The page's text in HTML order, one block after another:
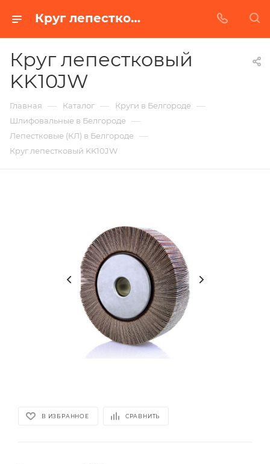
Круг лепестковый KK10JW в Белгороде | Купить по недорогой цене от Абразивного Завода
Круг лепестковый
KK10JW
Главная — Каталог — Круги в Белгороде —
Шлифовальные в Белгороде —
Лепестковые (КЛ) в Белгороде —
Круг лепестковый KK10JW
В ИЗБРАННОЕ СРАВНИТЬ